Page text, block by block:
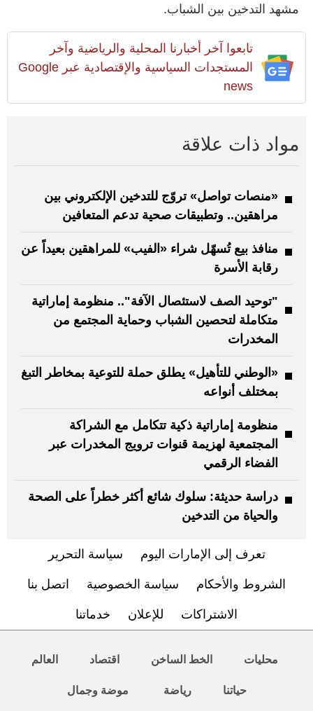
مشهد التدخين بين الشباب.
تابعوا آخر أخبارنا المحلية والرياضية وآخر
المستجدات السياسية والإقتصادية عبر Google
news
مواد ذات علاقة
«منصات تواصل» تروّج للتدخين الإلكتروني بين
مراهقين.. وتطبيقات صحية تدعم المتعافين
منافذ بيع تُسهّل شراء «الفيب» للمراهقين بعيداً عن
رقابة الأسرة
"توحيد الصف لاستئصال الآفة".. منظومة إماراتية
متكاملة لتحصين الشباب وحماية المجتمع من
المخدرات
«الوطني للتأهيل» يطلق حملة للتوعية بمخاطر التبغ
بمختلف أنواعه
منظومة إماراتية ذكية تتكامل مع الشراكة
المجتمعية لهزيمة قنوات ترويج المخدرات عبر
الفضاء الرقمي
دراسة حديثة: سلوك شائع أكثر خطراً على الصحة
والحياة من التدخين
تعرف إلى الإمارات اليوم سياسة التحرير
الشروط والأحكام سياسة الخصوصية اتصل بنا
الاشتراكات للإعلان خدماتنا
محليات الخط الساخن اقتصاد العالم
حياتنا رياضة موضة وجمال